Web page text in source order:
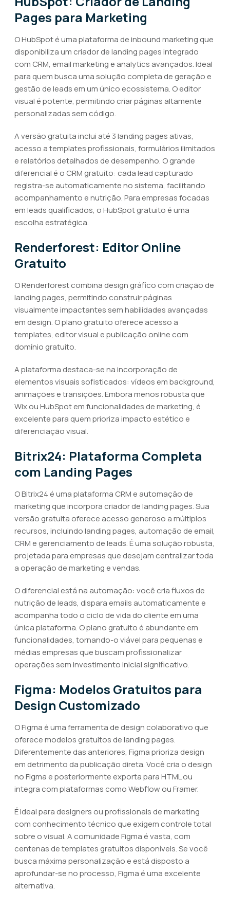
Pages para Marketing
O HubSpot é uma plataforma de inbound marketing que
disponibiliza um criador de landing pages integrado
com CRM, email marketing e analytics avançados. Ideal
para quem busca uma solução completa de geração e
gestão de leads em um único ecossistema. O editor
visual é potente, permitindo criar páginas altamente
personalizadas sem código.
A versão gratuita inclui até 3 landing pages ativas,
acesso a templates profissionais, formulários ilimitados
e relatórios detalhados de desempenho. O grande
diferencial é o CRM gratuito: cada lead capturado
registra-se automaticamente no sistema, facilitando
acompanhamento e nutrição. Para empresas focadas
em leads qualificados, o HubSpot gratuito é uma
escolha estratégica.
Renderforest: Editor Online
Gratuito
O Renderforest combina design gráfico com criação de
landing pages, permitindo construir páginas
visualmente impactantes sem habilidades avançadas
em design. O plano gratuito oferece acesso a
templates, editor visual e publicação online com
domínio gratuito.
A plataforma destaca-se na incorporação de
elementos visuais sofisticados: vídeos em background,
animações e transições. Embora menos robusta que
Wix ou HubSpot em funcionalidades de marketing, é
excelente para quem prioriza impacto estético e
diferenciação visual.
Bitrix24: Plataforma Completa
com Landing Pages
O Bitrix24 é uma plataforma CRM e automação de
marketing que incorpora criador de landing pages. Sua
versão gratuita oferece acesso generoso a múltiplos
recursos, incluindo landing pages, automação de email,
CRM e gerenciamento de leads. É uma solução robusta,
projetada para empresas que desejam centralizar toda
a operação de marketing e vendas.
O diferencial está na automação: você cria fluxos de
nutrição de leads, dispara emails automaticamente e
acompanha todo o ciclo de vida do cliente em uma
única plataforma. O plano gratuito é abundante em
funcionalidades, tornando-o viável para pequenas e
médias empresas que buscam profissionalizar
operações sem investimento inicial significativo.
Figma: Modelos Gratuitos para
Design Customizado
O Figma é uma ferramenta de design colaborativo que
oferece modelos gratuitos de landing pages.
Diferentemente das anteriores, Figma prioriza design
em detrimento da publicação direta. Você cria o design
no Figma e posteriormente exporta para HTML ou
integra com plataformas como Webflow ou Framer.
É ideal para designers ou profissionais de marketing
com conhecimento técnico que exigem controle total
sobre o visual. A comunidade Figma é vasta, com
centenas de templates gratuitos disponíveis. Se você
busca máxima personalização e está disposto a
aprofundar-se no processo, Figma é uma excelente
alternativa.